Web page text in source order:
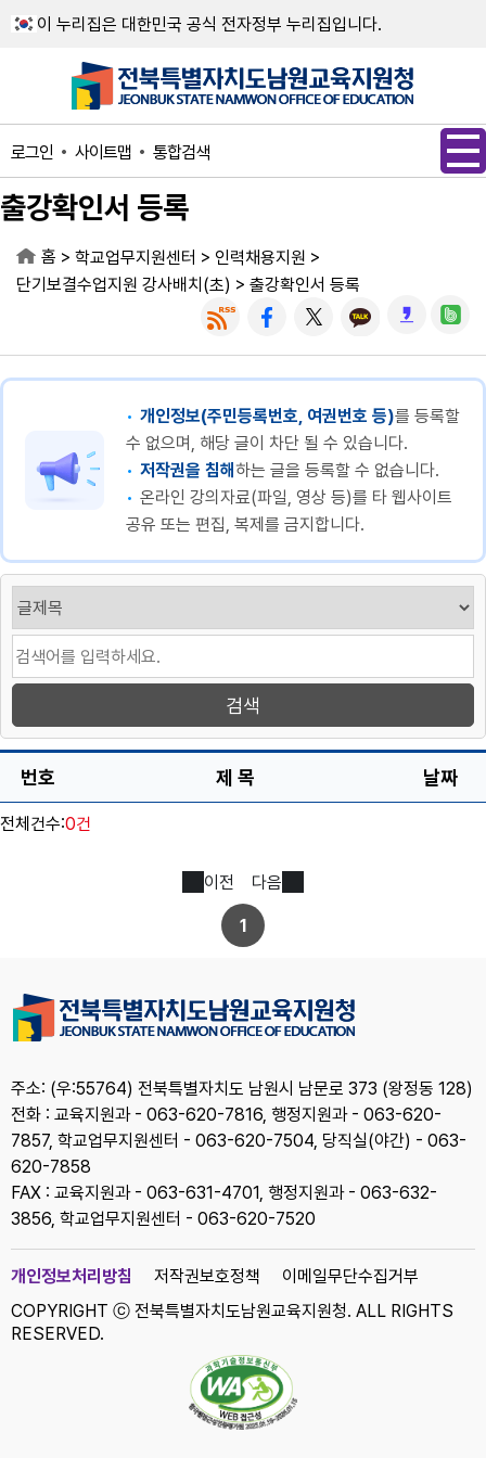
이 누리집은 대한민국 공식 전자정부 누리집입니다.
로그인 사이트맵 통합검색
출강확인서 등록
홈 > 학교업무지원센터 > 인력채용지원 >
단기보결수업지원 강사배치(초) > 출강확인서 등록
개인정보(주민등록번호, 여권번호 등)를 등록할
수 없으며, 해당 글이 차단 될 수 있습니다.
저작권을 침해하는 글을 등록할 수 없습니다.
온라인 강의자료(파일, 영상 등)를 타 웹사이트
공유 또는 편집, 복제를 금지합니다.
번호 제 목 날짜
전체건수:0건
이전
1
다음
주소: (우:55764) 전북특별자치도 남원시 남문로 373 (왕정동 128)
전화 : 교육지원과 - 063-620-7816, 행정지원과 - 063-620-
7857, 학교업무지원센터 - 063-620-7504, 당직실(야간) - 063-
620-7858
FAX : 교육지원과 - 063-631-4701, 행정지원과 - 063-632-
3856, 학교업무지원센터 - 063-620-7520
개인정보처리방침 저작권보호정책
이메일무단수집거부
COPYRIGHT ⓒ 전북특별자치도남원교육지원청. ALL RIGHTS
RESERVED.